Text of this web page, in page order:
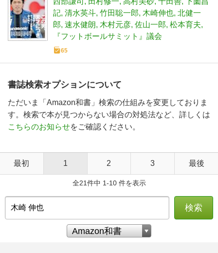
記 清水英斗 竹田聡一郎 木崎伸也 北健一
郎 速水健朗 木村元彦 佐山一郎 松本育夫
『フットボールサミット』議会
65
書誌検索オプションについて
ただいま「Amazon和書」検索の仕組みを変更しておりま
す。検索で本が見つからない場合の対処法など、詳しくは
こちらのお知らせをご確認ください。
最初 1 2 3 最後
全21件中 1-10 件を表示
検索